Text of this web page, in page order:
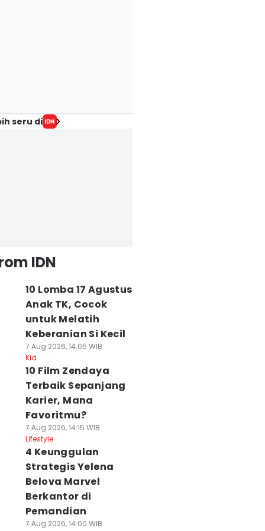
seru di
IDN
10 Lomba 17 Agustus
Anak TK, Cocok
untuk Melatih
Keberanian Si Kecil
7 Aug 2026, 14:05 WIB
Kid
10 Film Zendaya
Terbaik Sepanjang
Karier, Mana
Favoritmu?
7 Aug 2026, 14:15 WIB
Lifestyle
4 Keunggulan
Strategis Yelena
Belova Marvel
Berkantor di
Pemandian
7 Aug 2026, 14:00 WIB